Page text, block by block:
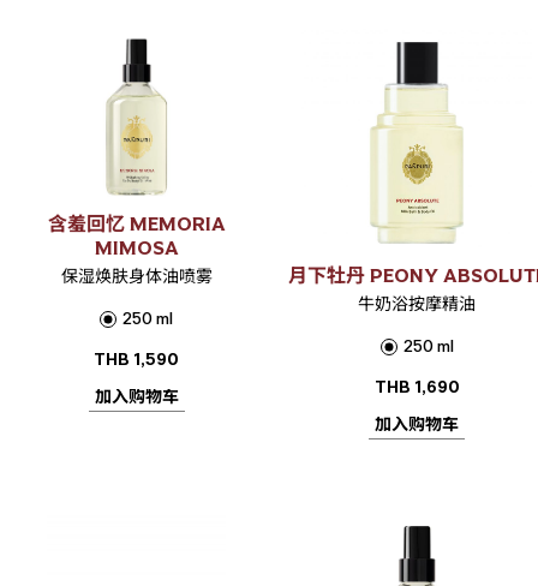
含羞回忆 MEMORIA
MIMOSA
保湿焕肤身体油喷雾
250 ml
THB 1,590
加入购物车
月下牡丹 PEONY
牛奶浴按摩精油
250 ml
THB 1,690
加入购物车